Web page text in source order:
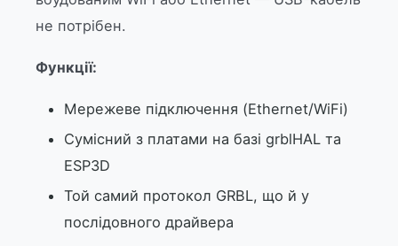
не потрібен.
Функції:
Мережеве підключення (Ethernet/WiFi)
Сумісний з платами на базі grblHAL та
ESP3D
Той самий протокол GRBL, що й у
послідовного драйвера